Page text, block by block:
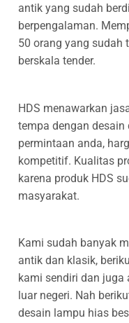
antik yang sudah
berpengalaman.
50 orang yang sudah
berskala tender.
HDS menawarkan
tempa dengan desain
permintaan anda,
kompetitif. Kualitas
karena produk HDS
masyarakat.
Kami sudah banyak
antik dan klasik,
kami sendiri dan juga
luar negeri. Nah
desain lampu hias